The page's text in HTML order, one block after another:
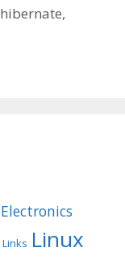
hibernate,
Electronics
Links Linux